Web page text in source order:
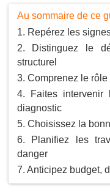
Au sommaire de ce
Repérez les
Distinguez le
structurel
Comprenez le
Faites
diagnostic
Choisissez la
Planifiez les
danger
Anticipez budget,